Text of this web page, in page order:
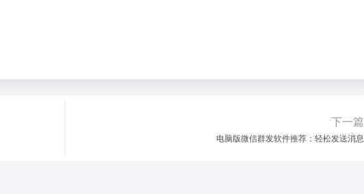
下一篇
电脑版微信群发软件推荐：轻松发送消息